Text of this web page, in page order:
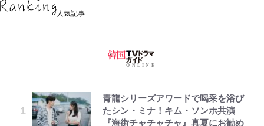
人気記事
青龍シリーズアワードで喝采を浴び
たシン・ミナ！キム・ソンホ共演
『海街チャチャチャ』真夏にお勧め